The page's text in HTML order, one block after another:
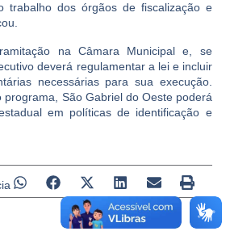
trabalho dos órgãos de fiscalização e
na Câmara Municipal e, se
deverá regulamentar a lei e incluir
necessárias para sua execução.
programa, São Gabriel do Oeste poderá
em políticas de identificação e